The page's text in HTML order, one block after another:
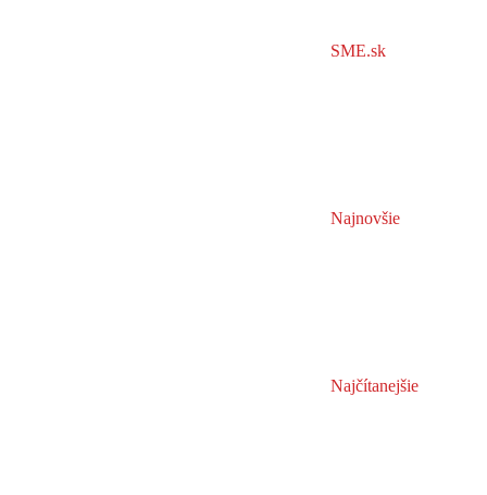
SME.sk
Najnovšie
Najčítanejšie